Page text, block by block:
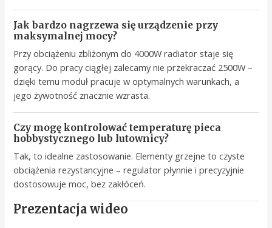
Jak bardzo nagrzewa się urządzenie przy
maksymalnej mocy?
Przy obciążeniu zbliżonym do 4000W radiator staje się
gorący. Do pracy ciągłej zalecamy nie przekraczać 2500W –
dzięki temu moduł pracuje w optymalnych warunkach, a
jego żywotność znacznie wzrasta.
Czy mogę kontrolować temperaturę pieca
hobbystycznego lub lutownicy?
Tak, to idealne zastosowanie. Elementy grzejne to czyste
obciążenia rezystancyjne – regulator płynnie i precyzyjnie
dostosowuje moc, bez zakłóceń.
Prezentacja wideo